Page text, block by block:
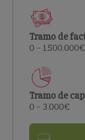
Tramo de
0 – 1.500.000€
Tramo de
0 – 3.000€